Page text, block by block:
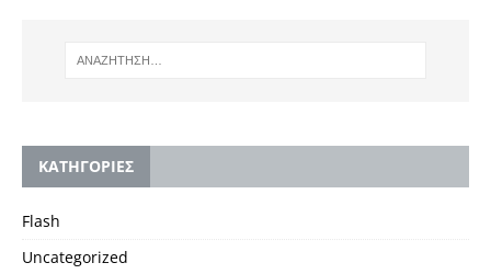
KΑΤΗΓΟΡΙΕΣ
Flash
Uncategorized